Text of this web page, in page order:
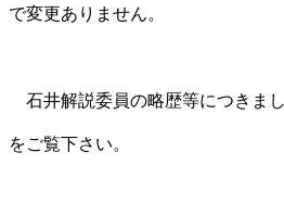
で変更ありません。
石井解説委員の略歴等につきま
をご覧下さい。